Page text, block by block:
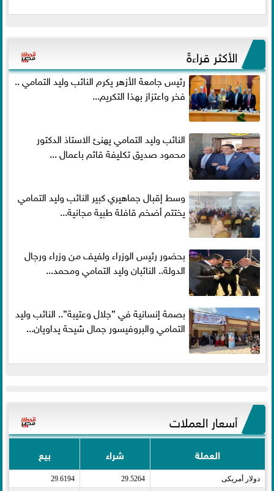
الأكثر قراءةً
رئيس جامعة الأزهر يكرم النائب وليد التمامي ..
فخر واعتزاز بهذا التكريم...
النائب وليد التمامي يهنئ الاستاذ الدكتور
محمود صديق تكليفة قائم باعمال ...
وسط إقبال جماهيري كبير النائب وليد التمامي
يختتم أضخم قافلة طبية مجانية...
بحضور رئيس الوزراء ولفيف من وزراء ورجال
الدولة.. النائبان وليد التمامي ومحمد...
بصمة إنسانية في ”جلال وعتيبة”.. النائب وليد
التمامي والبروفيسور جمال شيحة يداويان...
أسعار العملات
العملة شراء بيع
دولار أمريكى​ 29.5264
29.6194